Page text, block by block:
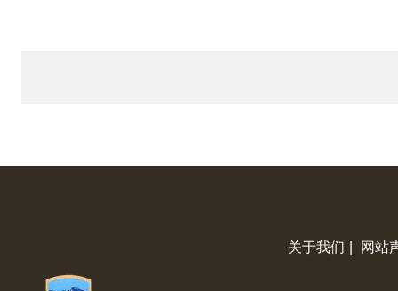
关于我们 网站